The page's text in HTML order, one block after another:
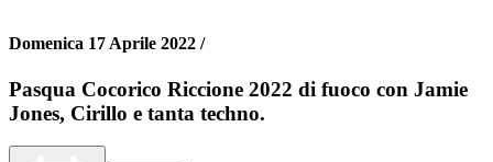
Domenica 17 Aprile 2022 /
Pasqua Cocorico Riccione 2022 di fuoco con Jamie
Jones, Cirillo e tanta techno.